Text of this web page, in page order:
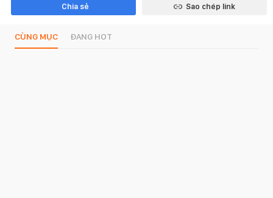
Chia sẻ Sao chép link
CÙNG MỤC ĐANG HOT